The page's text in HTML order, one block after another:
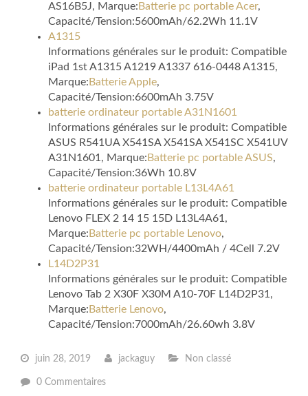
AS16B5J, Marque: Batterie pc portable Acer,
Capacité/Tension:5600mAh/62.2Wh 11.1V
A1315
Informations générales sur le produit: Compatible
iPad 1st A1315 A1219 A1337 616-0448 A1315,
Marque: Batterie Apple,
Capacité/Tension:6600mAh 3.75V
batterie ordinateur portable A31N1601
Informations générales sur le produit: Compatible
ASUS R541UA X541SA X541SA X541SC X541UV
A31N1601, Marque: Batterie pc portable ASUS,
Capacité/Tension:36Wh 10.8V
batterie ordinateur portable L13L4A61
Informations générales sur le produit: Compatible
Lenovo FLEX 2 14 15 15D L13L4A61,
Marque: Batterie pc portable Lenovo,
Capacité/Tension:32WH/4400mAh / 4Cell 7.2V
L14D2P31
Informations générales sur le produit: Compatible
Lenovo Tab 2 X30F X30M A10-70F L14D2P31,
Marque: Batterie Lenovo,
Capacité/Tension:7000mAh/26.60wh 3.8V
juin 28, 2019 jackaguy Non classé
0 Commentaires